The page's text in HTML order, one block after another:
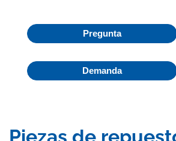
Pregunta
Demanda
Piezas de